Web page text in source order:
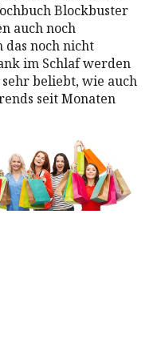
Blockbuster
auch noch
noch nicht
im Schlaf werden
beliebt, wie auch
seit Monaten